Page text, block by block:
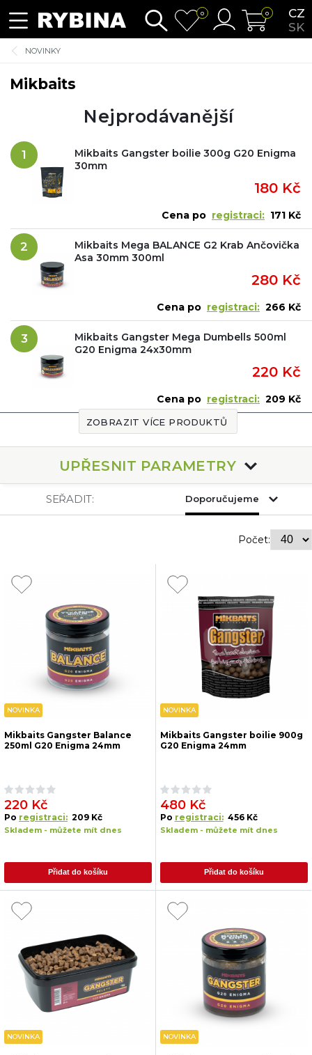
CZ
SK
0 0
NOVINKY
Mikbaits
Nejprodávanější
1
Mikbaits Gangster boilie 300g G20 Enigma
30mm
180 Kč
Cena po registraci: 171 Kč
2
Mikbaits Mega BALANCE G2 Krab Ančovička
Asa 30mm 300ml
280 Kč
Cena po registraci: 266 Kč
3
Mikbaits Gangster Mega Dumbells 500ml
G20 Enigma 24x30mm
220 Kč
Cena po registraci: 209 Kč
ZOBRAZIT VÍCE PRODUKTŮ
UPŘESNIT PARAMETRY
SEŘADIT: Doporučujeme
Počet:
NOVINKA
Mikbaits Gangster Balance
250ml G20 Enigma 24mm
220 Kč
Po registraci: 209 Kč
Skladem - můžete mít dnes
Přidat do košíku
NOVINKA
Mikbaits Gangster boilie 900g
G20 Enigma 24mm
480 Kč
Po registraci: 456 Kč
Skladem - můžete mít dnes
Přidat do košíku
NOVINKA NOVINKA